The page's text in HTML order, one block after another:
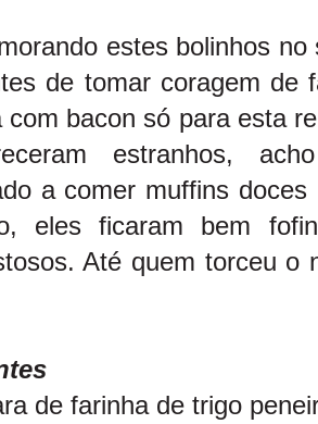
estes bolinhos
de tomar coragem de
com bacon só para esta
estranhos,
a comer muffins
eles ficaram bem
Até quem torceu o
de farinha de trigo